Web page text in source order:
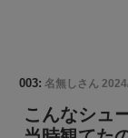
003: 名無しさん
こんなシュ